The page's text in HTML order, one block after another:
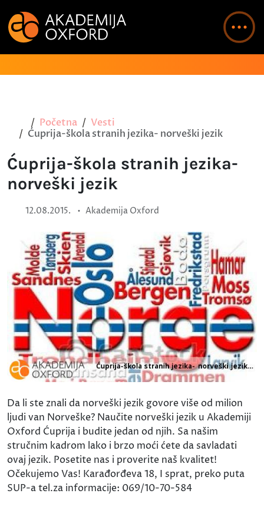
Početna
Vesti
Ćuprija-škola stranih jezika- norveški jezik
Ćuprija-škola stranih jezika-
norveški jezik
12.08.2015. • Akademija Oxford
Da li ste znali da norveški jezik govore više od milion
ljudi van Norveške? Naučite norveški jezik u Akademiji
Oxford Ćuprija i budite jedan od njih. Sa našim
stručnim kadrom lako i brzo moći ćete da savladati
ovaj jezik. Posetite nas i proverite naš kvalitet!
Očekujemo Vas! Karađorđeva 18, I sprat, preko puta
SUP-a tel.za informacije: 069/10-70-584